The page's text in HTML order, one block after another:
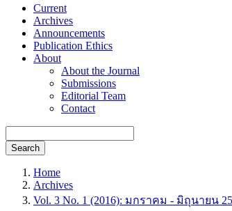
Current
Archives
Announcements
Publication Ethics
About
About the Journal
Submissions
Editorial Team
Contact
Search
Home
Archives
Vol. 3 No. 1 (2016): มกราคม - มิถุนายน